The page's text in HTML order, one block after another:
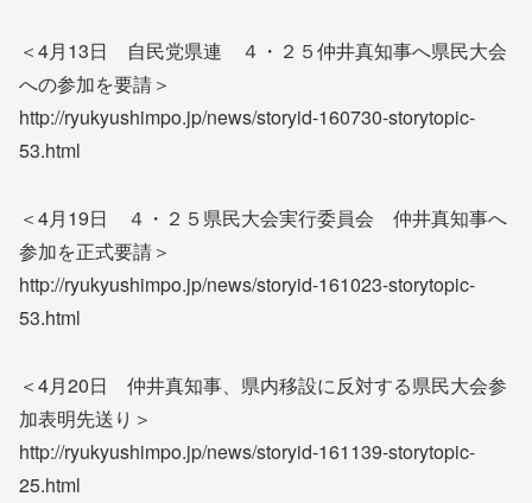
＜4月13日 自民党県連 ４・２５仲井真知事へ県民大会
への参加を要請＞
http://ryukyushimpo.jp/news/storyid-160730-storytopic-
53.html
＜4月19日 ４・２５県民大会実行委員会 仲井真知事へ
参加を正式要請＞
http://ryukyushimpo.jp/news/storyid-161023-storytopic-
53.html
＜4月20日 仲井真知事、県内移設に反対する県民大会参
加表明先送り＞
http://ryukyushimpo.jp/news/storyid-161139-storytopic-
25.html